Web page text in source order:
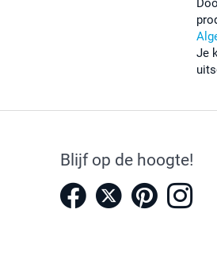
Je
Blijf op de hoogte!